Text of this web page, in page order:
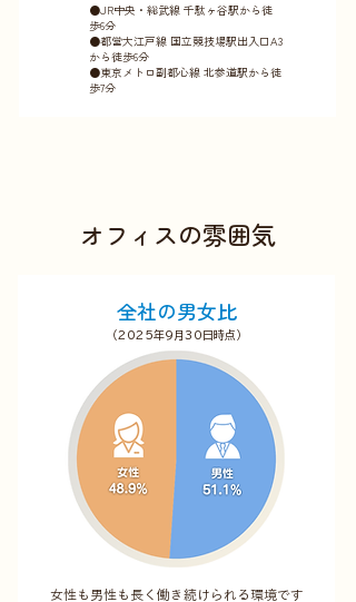
●JR中央・総武線 千駄ヶ谷駅から徒
歩6分
●都営大江戸線 国立競技場駅出入口A3
から徒歩6分
●東京メトロ副都心線 北参道駅から徒
歩7分
オフィスの雰囲気
全社の男女比
​（2025年9月30日時点）
​​女性も男性も長く働き続けられる環境です